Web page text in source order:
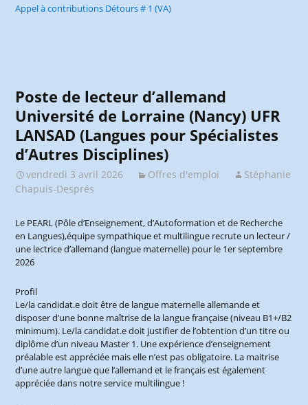
Appel à contributions Détours # 1 (VA)
Poste de lecteur d’allemand
Université de Lorraine (Nancy) UFR
LANSAD (Langues pour Spécialistes
d’Autres Disciplines)
vendredi 3 avril 2026 Offres d'emploi
Stéphanie
Chapuis-Després
Le PEARL (Pôle d’Enseignement, d’Autoformation et de Recherche
en Langues),équipe sympathique et multilingue recrute un lecteur /
une lectrice d’allemand (langue maternelle) pour le 1er septembre
2026
Profil
Le/la candidat.e doit être de langue maternelle allemande et
disposer d’une bonne maîtrise de la langue française (niveau B1+/B2
minimum). Le/la candidat.e doit justifier de l’obtention d’un titre ou
diplôme d’un niveau Master 1. Une expérience d’enseignement
préalable est appréciée mais elle n’est pas obligatoire. La maitrise
d’une autre langue que l’allemand et le français est également
appréciée dans notre service multilingue !